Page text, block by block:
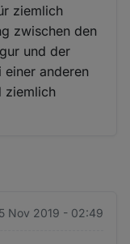
ziemlich
zwischen den
und der
einer anderen
ziemlich
Nov 2019 - 02:49